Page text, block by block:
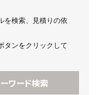
を検索、見積りの依
タンをクリックして
ワード検索